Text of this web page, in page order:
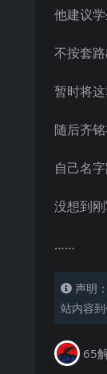
他建议
不按套
暂时将
随后齐
自己名
没想到
……
声明
站内容
65